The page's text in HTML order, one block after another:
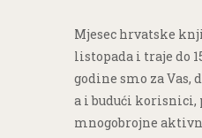
Mjesec hrvatske
listopada i traje do
godine smo za Vas,
a i budući
mnogobrojne